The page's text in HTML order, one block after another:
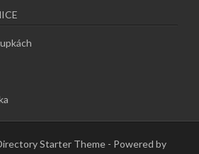
Starter Theme - Powered by